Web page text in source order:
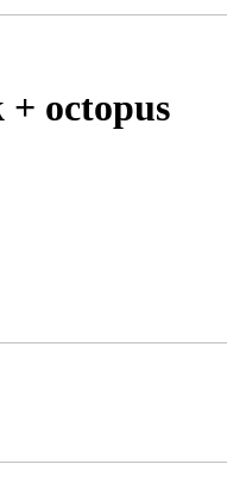
+ octopus